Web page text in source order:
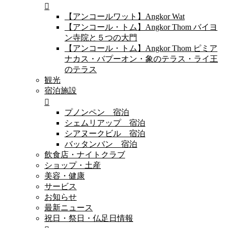
【アンコールワット】Angkor Wat
【アンコール・トム】Angkor Thom バイヨ
ン寺院と５つの大門
【アンコール・トム】Angkor Thom ピミア
ナカス・バプーオン・象のテラス・ライ王
のテラス
観光
宿泊施設
プノンペン 宿泊
シェムリアップ 宿泊
シアヌークビル 宿泊
バッタンバン 宿泊
飲食店・ナイトクラブ
ショップ・土産
美容・健康
サービス
お知らせ
最新ニュース
祝日・祭日・仏足日情報